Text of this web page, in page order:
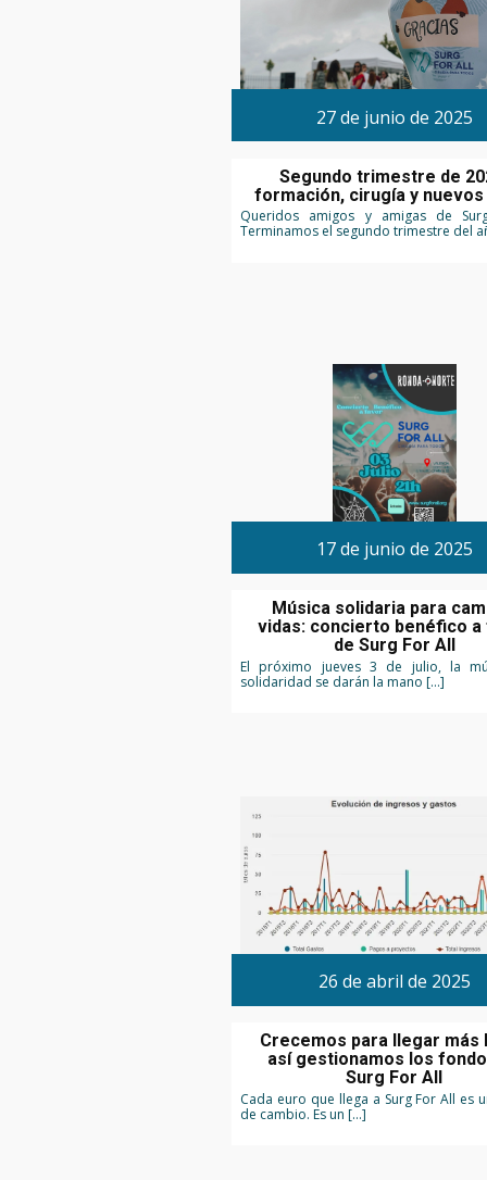
27 de junio de 2025
Segundo trimestre de
formación, cirugía y
Queridos amigos y amigas de
Terminamos el segundo trimestre del
17 de junio de 2025
Música solidaria para
vidas: concierto benéfico
de Surg For All
El próximo jueves 3 de julio, la
solidaridad se darán la mano […]
26 de abril de 2025
Crecemos para llegar más
así gestionamos los
Surg For All
Cada euro que llega a Surg For All es
de cambio. Es un […]